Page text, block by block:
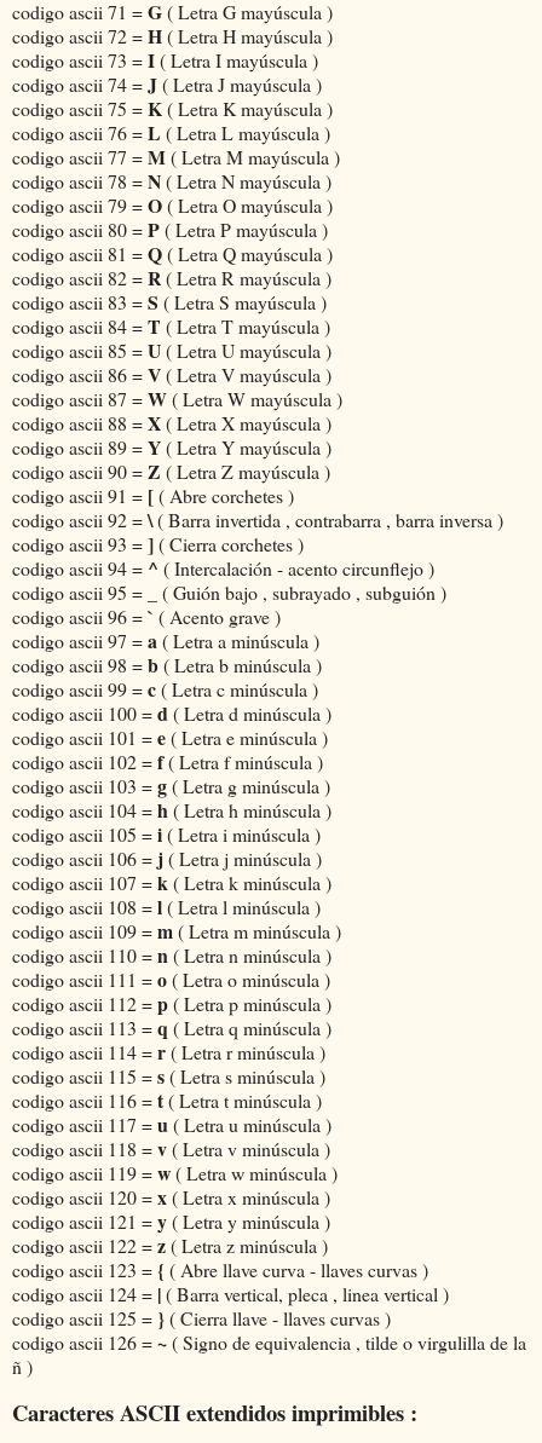
codigo ascii 71 =G( Letra G mayúscula )
codigo ascii 72 =H( Letra H mayúscula )
codigo ascii 73 =I( Letra I mayúscula )
codigo ascii 74 =J( Letra J mayúscula )
codigo ascii 75 =K( Letra K mayúscula )
codigo ascii 76 =L ( Letra L mayúscula )
codigo ascii 77 =M( Letra M mayúscula )
codigo ascii 78 =N( Letra N mayúscula )
codigo ascii 79 =O( Letra O mayúscula )
codigo ascii 80 =P( Letra P mayúscula )
codigo ascii 81 =Q( Letra Q mayúscula )
codigo ascii 82 =R( Letra R mayúscula )
codigo ascii 83 =S ( Letra S mayúscula )
codigo ascii 84 =T ( Letra T mayúscula )
codigo ascii 85 =U( Letra U mayúscula )
codigo ascii 86 =V( Letra V mayúscula )
codigo ascii 87 =W( Letra W mayúscula )
codigo ascii 88 =X( Letra X mayúscula )
codigo ascii 89 =Y( Letra Y mayúscula )
codigo ascii 90 =Z ( Letra Z mayúscula )
codigo ascii 91 = [( Abre corchetes )
codigo ascii 92 =\( Barra invertida , contrabarra , barra inversa )
codigo ascii 93 =]( Cierra corchetes )
codigo ascii 94 = ^ ( Intercalación - acento circunflejo )
codigo ascii 95 =
( Guión bajo , subrayado , subguión )
codigo ascii 96 =` ( Acento grave )
codigo ascii 97 =a( Letra a minúscula )
codigo ascii 98 =b( Letra b minúscula )
codigo ascii 99 =c( Letra c minúscula )
codigo ascii 100 =d( Letra d minúscula )
codigo ascii 101 =e( Letra e minúscula )
codigo ascii 102 =f( Letra f minúscula )
codigo ascii 103 =g( Letra g minúscula )
codigo ascii 104 =h( Letra h minúscula )
codigo ascii 105 =i( Letra i minúscula )
codigo ascii 106 = j( Letra j minúscula )
codigo ascii 107 =k( Letra k minúscula )
codigo ascii 108 =l( Letra l minúscula )
codigo ascii 109 =m( Letra m minúscula )
codigo ascii 110 =n( Letra n minúscula )
codigo ascii 111 =o( Letra o minúscula )
codigo ascii 112 =p( Letra p minúscula )
codigo ascii 113 =q ( Letra q minúscula )
codigo ascii 114 =r( Letra r minúscula )
codigo ascii 115 =s( Letra s minúscula )
codigo ascii 116 =t( Letra t minúscula )
codigo ascii 117 =u( Letra u minúscula )
codigo ascii 118 =v( Letra v minúscula )
codigo ascii 119 =w( Letra w minúscula )
codigo ascii 120 =x( Letra x minúscula )
codigo ascii 121 =y( Letra y minúscula )
codigo ascii 122 =z( Letra z minúscula )
codigo ascii 123 = { ( Abre llave curva - llaves curvas )
codigo ascii 124 = |( Barra vertical, pleca , linea vertical )
codigo ascii 125 = }( Cierra llave - llaves curvas )
codigo ascii 126 =~( Signo de equivalencia , tilde o virgulilla de la
ñ )
Caracteres ASCII extendidos imprimibles :